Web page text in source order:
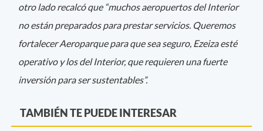
otro lado recalcó que “muchos aeropuertos del Interior
no están preparados para prestar servicios. Queremos
fortalecer Aeroparque para que sea seguro, Ezeiza esté
operativo y los del Interior, que requieren una fuerte
inversión para ser sustentables”.
TAMBIÉN TE PUEDE INTERESAR